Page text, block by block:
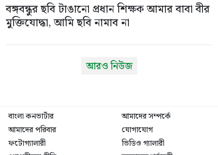
বঙ্গবন্ধুর ছবি টাঙানো প্রধান শিক্ষক আমার বাবা বীর
মুক্তিযোদ্ধা, আমি ছবি নামাব না
আরও নিউজ
বাংলা কনভার্টার
আমাদের সম্পর্কে
আমাদের পরিবার
যোগাযোগ
ফটোগ্যালারী
ভিডিও গ্যালারী